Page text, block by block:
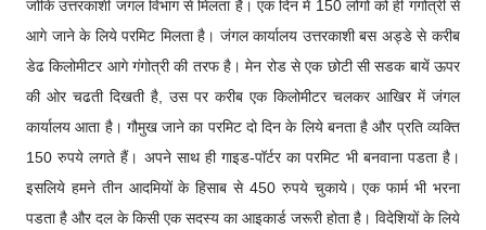
जोकि उत्तरकाशी जंगल विभाग से मिलता है। एक दिन में 150 लोगों को ही गंगोत्री से
आगे जाने के लिये परमिट मिलता है। जंगल कार्यालय उत्तरकाशी बस अड्डे से करीब
डेढ किलोमीटर आगे गंगोत्री की तरफ है। मेन रोड से एक छोटी सी सडक बायें ऊपर
की ओर चढती दिखती है, उस पर करीब एक किलोमीटर चलकर आखिर में जंगल
कार्यालय आता है। गौमुख जाने का परमिट दो दिन के लिये बनता है और प्रति व्यक्ति
150 रुपये लगते हैं। अपने साथ ही गाइड-पॉर्टर का परमिट भी बनवाना पडता है।
इसलिये हमने तीन आदमियों के हिसाब से 450 रुपये चुकाये। एक फार्म भी भरना
पडता है और दल के किसी एक सदस्य का आइकार्ड जरूरी होता है। विदेशियों के लिये